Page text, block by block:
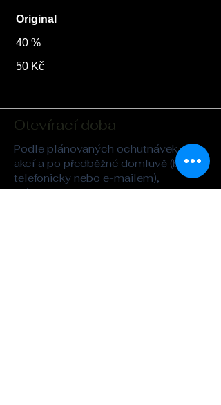
Original
40 %
50 Kč
Otevírací doba
Podle plánovaných ochutnávek a
akcí a po předběžné domluvě (buď
telefonicky nebo e-mailem),
případně během předem